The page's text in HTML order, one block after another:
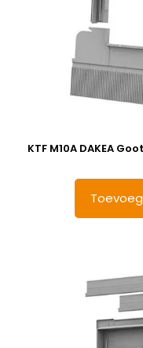
KTF M10A DAKEA